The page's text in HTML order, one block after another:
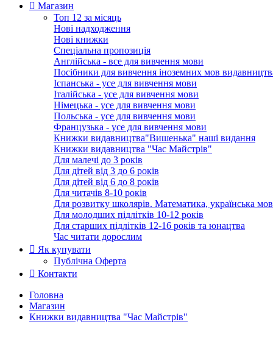
Магазин
Топ 12 за місяць
Нові надходження
Нові книжки
Спеціальна пропозиція
Англійська - все для вивчення мови
Посібники для вивчення іноземних мов
Іспанська - усе для вивчення мови
Італійська - усе для вивчення мови
Німецька - усе для вивчення мови
Польська - усе для вивчення мови
Французька - усе для вивчення мови
Книжки видавництва"Вишенька" наші видання
Книжки видавництва "Час Майстрів"
Для малечі до 3 років
Для дітей від 3 до 6 років
Для дітей від 6 до 8 років
Для читачів 8-10 років
Для розвитку школярів. Математика, українська
Для молодших підлітків 10-12 років
Для старших підлітків 12-16 років та юнацтва
Час читати дорослим
Як купувати
Публічна Оферта
Контакти
Головна
Магазин
Книжки видавництва "Час Майстрів"